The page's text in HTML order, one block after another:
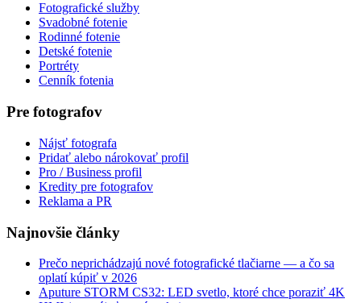
Fotografické služby
Svadobné fotenie
Rodinné fotenie
Detské fotenie
Portréty
Cenník fotenia
Pre fotografov
Nájsť fotografa
Pridať alebo nárokovať profil
Pro / Business profil
Kredity pre fotografov
Reklama a PR
Najnovšie články
Prečo neprichádzajú nové fotografické tlačiarne — a čo sa
oplatí kúpiť v 2026
Aputure STORM CS32: LED svetlo, ktoré chce poraziť 4K